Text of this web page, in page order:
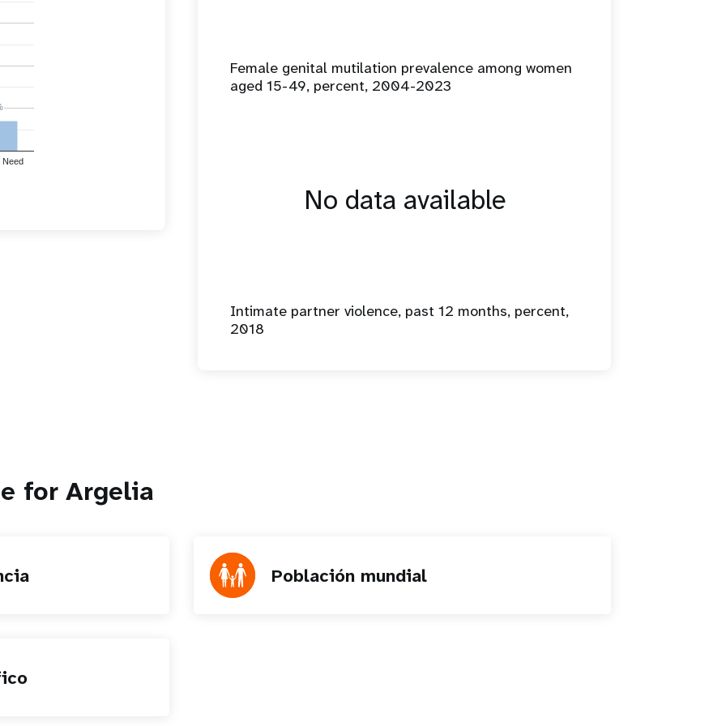
Need
Female genital mutilation prevalence among women
aged 15-49, percent, 2004-2023
No data available
Intimate partner violence, past 12 months, percent,
2018
for Argelia
Población mundial